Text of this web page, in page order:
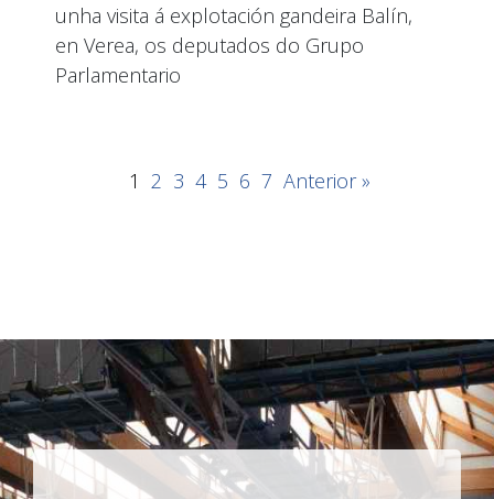
unha visita á explotación gandeira Balín,
en Verea, os deputados do Grupo
Parlamentario
1 2 3 4 5 6 7 Anterior »